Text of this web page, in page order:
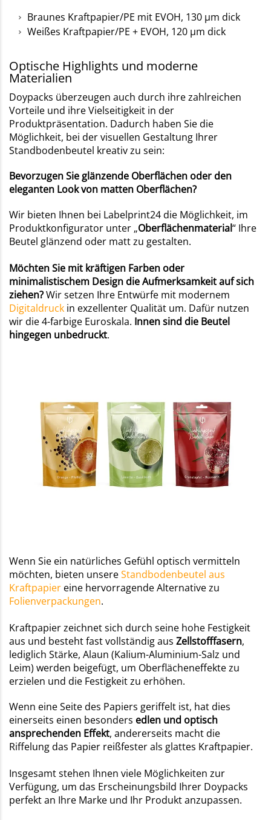
Braunes Kraftpapier/PE mit EVOH, 130 µm dick
Weißes Kraftpapier/PE + EVOH, 120 µm dick
Optische Highlights und moderne
Materialien
Doypacks überzeugen auch durch ihre zahlreichen
Vorteile und ihre Vielseitigkeit in der
Produktpräsentation. Dadurch haben Sie die
Möglichkeit, bei der visuellen Gestaltung Ihrer
Standbodenbeutel kreativ zu sein:
Bevorzugen Sie glänzende Oberflächen oder den
eleganten Look von matten Oberflächen?
Wir bieten Ihnen bei Labelprint24 die Möglichkeit, im
Produktkonfigurator unter „Oberflächenmaterial“ Ihre
Beutel glänzend oder matt zu gestalten.
Möchten Sie mit kräftigen Farben oder
minimalistischem Design die Aufmerksamkeit auf sich
ziehen?Wir setzen Ihre Entwürfe mit modernem
Digitaldruck in exzellenter Qualität um. Dafür nutzen
wir die 4-farbige Euroskala. Innen sind die Beutel
hingegen unbedruckt.
Wenn Sie ein natürliches Gefühl optisch vermitteln
möchten, bieten unsereStandbodenbeutel aus
Kraftpapier eine hervorragende Alternative zu
Folienverpackungen.
Kraftpapier zeichnet sich durch seine hohe Festigkeit
aus und besteht fast vollständig aus Zellstofffasern,
lediglich Stärke, Alaun (Kalium-Aluminium-Salz und
Leim) werden beigefügt, um Oberflächeneffekte zu
erzielen und die Festigkeit zu erhöhen.
Wenn eine Seite des Papiers geriffelt ist, hat dies
einerseits einen besonders edlen und optisch
ansprechenden Effekt, andererseits macht die
Riffelung das Papier reißfester als glattes Kraftpapier.
Insgesamt stehen Ihnen viele Möglichkeiten zur
Verfügung, um das Erscheinungsbild Ihrer Doypacks
perfekt an Ihre Marke und Ihr Produkt anzupassen.